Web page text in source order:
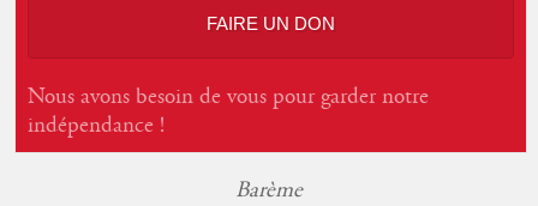
FAIRE UN DON
Nous avons besoin de vous pour garder notre
indépendance !
Barème